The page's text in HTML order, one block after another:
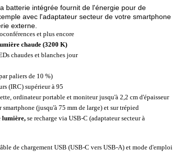
batterie intégrée fournit de l'énergie pour de
avec l'adaptateur secteur de votre smartphone
externe.
et plus encore
chaude (3200 K)
chaudes et blanches jour
paliers de 10 %)
(IRC) supérieur à 95
ordinateur portable et moniteur jusqu'à 2,2 cm d'épaisseur
(jusqu'à 75 mm de large) et sur trépied
lumière,se recharge via USB-C (adaptateur secteur à
de chargement USB (USB-C vers USB-A) et mode d'emploi